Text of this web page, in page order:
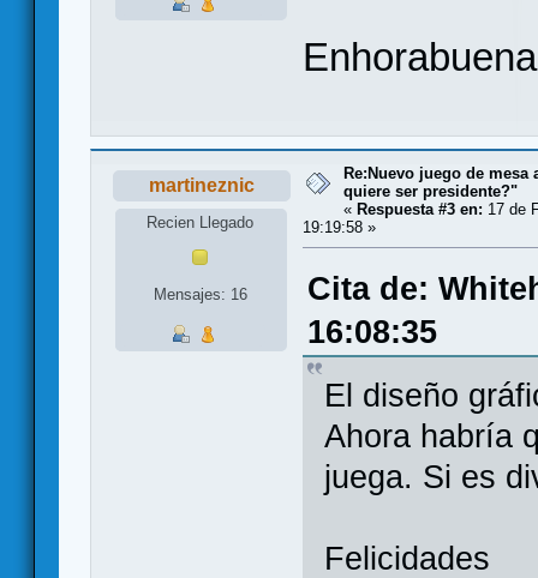
martineznic
Recien Llegado
Mensajes: 16
Re:Nuevo juego de mesa
quiere ser presidente?"
« Respuesta #3 en: 17 de
19:19:58 »
Cita de:
16:08:35
El diseño
Ahora habría
juega. Si es
Felicidades